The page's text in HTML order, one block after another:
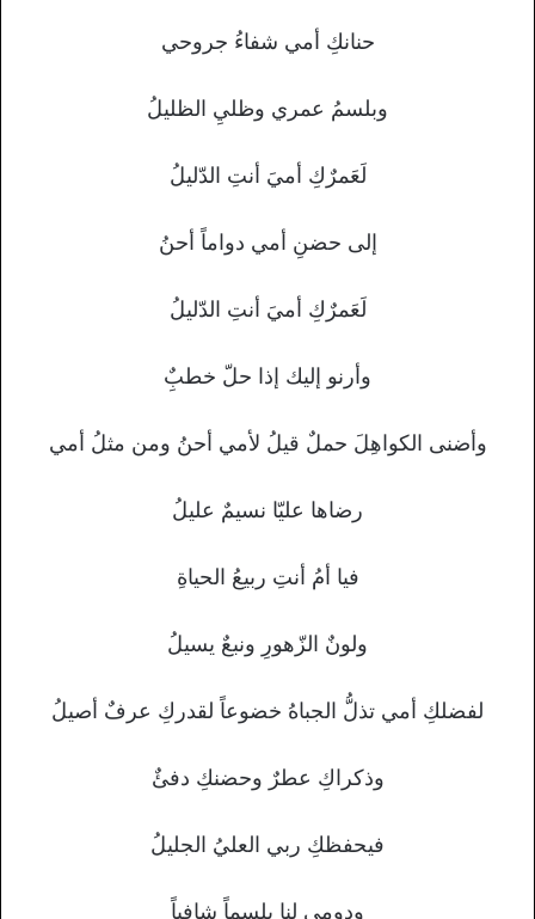
حنانكِ أمي شفاءُ جروحي
وبلسمُ عمري وظليِ الظليلُ
لَعَمرٌكِ أميَ أنتِ الدّليلُ
إلى حضنِ أمي دواماً أحنُ
لَعَمرٌكِ أميَ أنتِ الدّليلُ
وأرنو إليك إذا حلّ خطبٌِ
وأضنى الكواهِلَ حملٌ قيلُ لأمي أحنُ ومن مثلُ أمي
رضاها عليّا نسيمٌ عليلُ
فيا أمُ أنتِ ربيعُ الحياةِ
ولونٌ الزّهورِ ونبعٌ يسيلُ
لفضلكِ أمي تذلُّ الجباهُ خضوعاً لقدركِ عرفٌ أصيلُ
وذكراكِ عطرٌ وحضنكِ دفئٌ
فيحفظكِ ربي العليُ الجليلُ
ودومي لنا بلسماً شافياً